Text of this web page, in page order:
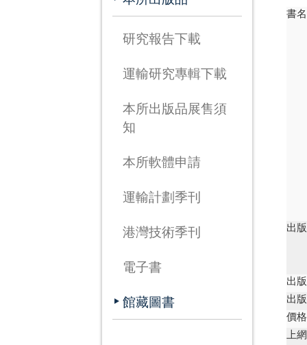
研究報告下載
運輸研究專輯下載
本所出版品展售須
知
本所軟體申請
運輸計劃季刊
港灣技術季刊
電子書
館藏圖書
書名
出
出
出
價格
上網